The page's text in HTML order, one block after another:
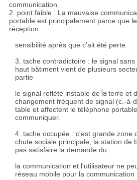
communication.
2. point faible : La mauvaise
portable est principalement parce que
réception
sensibilité après que c'ait été perte.
3. tache contradictoire : le signal sans
haut bâtiment vient de plusieurs
partie
le signal reflété instable de laterre et
changement fréquent de signal (c.-à-
table et affectent le téléphone
communiquer.
4. tache occupée : c'est grande zone
chute sociale principale, la station de
pas satisfaire la demande du
la communication et l'utilisateur ne
réseau mobile pour la communication